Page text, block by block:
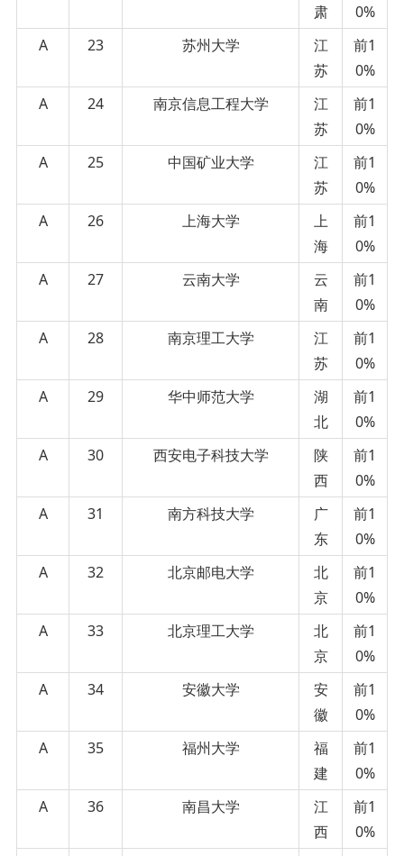
肃
0%
A
23 苏州大学
江
苏
前1
0%
A
24 南京信息工程大学
江
苏
前1
0%
A
25 中国矿业大学
江
苏
前1
0%
A
26 上海大学
上
海
前1
0%
A
27 云南大学
云
南
前1
0%
A
28 南京理工大学
江
苏
前1
0%
A
29 华中师范大学
湖
北
前1
0%
A
30 西安电子科技大学
陕
西
前1
0%
A
31 南方科技大学
广
东
前1
0%
A
32 北京邮电大学
北
京
前1
0%
A
33 北京理工大学
北
京
前1
0%
A
34 安徽大学
安
徽
前1
0%
A
35 福州大学
福
建
前1
0%
A
36 南昌大学
江
西
前1
0%